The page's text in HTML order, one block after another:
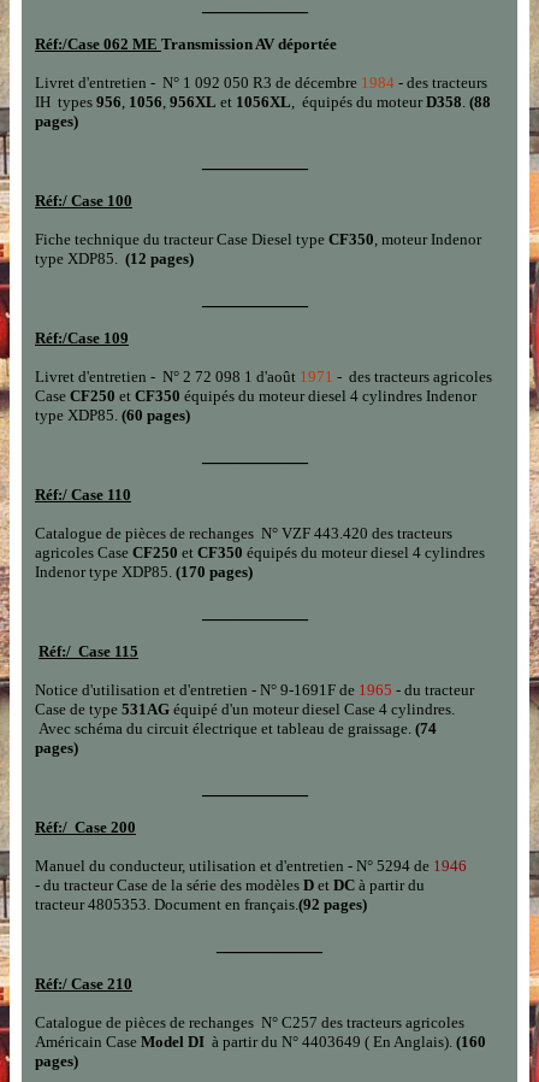
Réf:/Case 062 ME Transmission AV déportée
Livret d'entretien - N° 1 092 050 R3 de décembre 1984 - des tracteurs
IH types 956, 1056, 956XL et 1056XL, équipés du moteurD358. (88
pages)
Réf:/ Case 100
Fiche technique du tracteur Case Diesel type CF350, moteur Indenor
type XDP85. (12 pages)
Réf:/Case 109
Livret d'entretien - N° 2 72 098 1 d'août 1971 - des tracteurs agricoles
Case CF250 et CF350 équipés du moteur diesel 4 cylindres Indenor
type XDP85. (60 pages)
Réf:/ Case 110
Catalogue de pièces de rechanges N° VZF 443.420 des tracteurs
agricoles Case CF250 et CF350 équipés du moteur diesel 4 cylindres
Indenor type XDP85. (170 pages)
Réf:/ Case 115
Notice d'utilisation et d'entretien - N° 9-1691F de 1965 - du tracteur
Case de type 531AG équipé d'un moteur diesel Case 4 cylindres.
Avec schéma du circuit électrique et tableau de graissage. (74
pages)
Réf:/ Case 200
Manuel du conducteur, utilisation et d'entretien - N° 5294 de 1946
- du tracteur Case de la série des modèles D et DC à partir du
tracteur 4805353. Document en français.(92 pages)
Réf:/ Case 210
Catalogue de pièces de rechanges N° C257 des tracteurs agricoles
Américain Case Model DI à partir du N° 4403649 ( En Anglais). (160
pages)